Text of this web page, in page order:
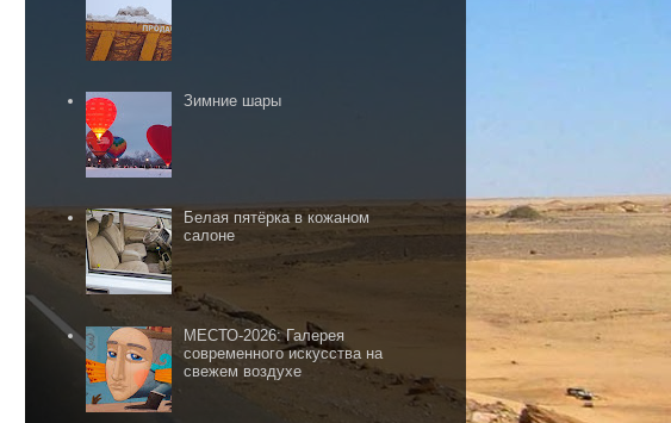
Зимние шары
Белая пятёрка в кожаном
салоне
МЕСТО-2026: Галерея
современного искусства на
свежем воздухе